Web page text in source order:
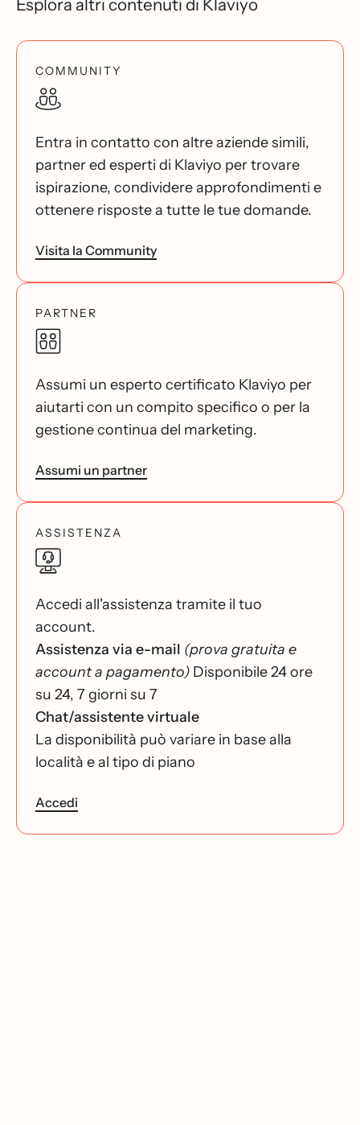
Esplora altri contenuti di Klaviyo
COMMUNITY
Entra in contatto con altre aziende simili,
partner ed esperti di Klaviyo per trovare
ispirazione, condividere approfondimenti e
ottenere risposte a tutte le tue domande.
Visita la Community
PARTNER
Assumi un esperto certificato Klaviyo per
aiutarti con un compito specifico o per la
gestione continua del marketing.
Assumi un partner
ASSISTENZA
Accedi all'assistenza tramite il tuo
account.
Assistenza via e-mail (prova gratuita e
account a pagamento) Disponibile 24 ore
su 24, 7 giorni su 7
Chat/assistente virtuale
La disponibilità può variare in base alla
località e al tipo di piano
Accedi